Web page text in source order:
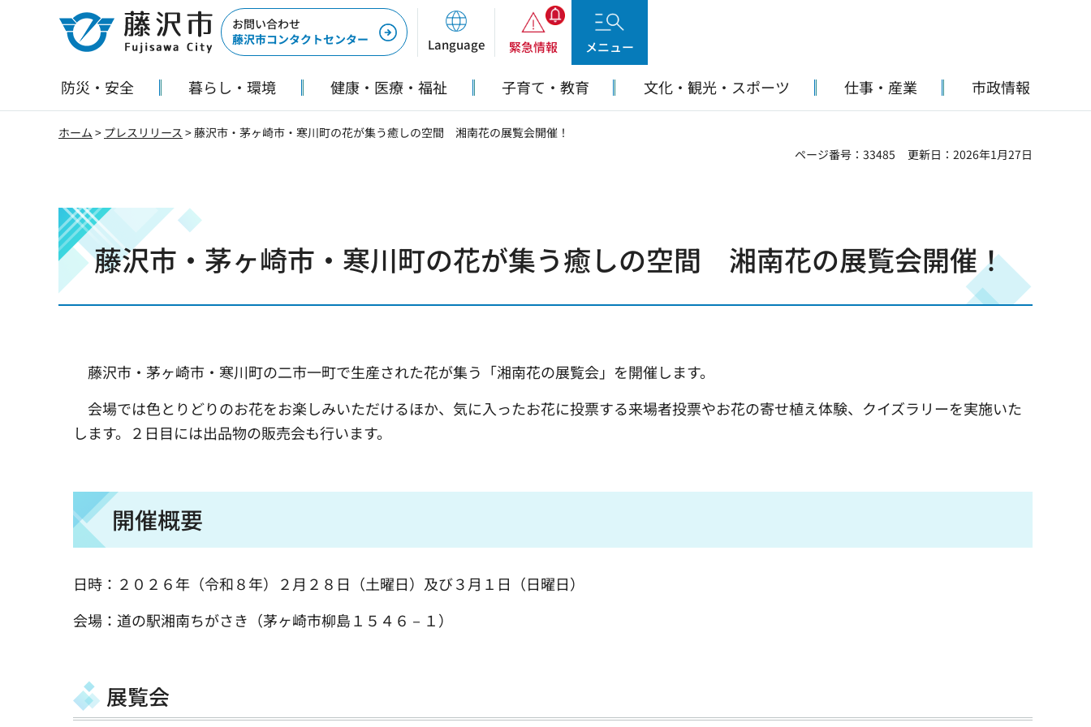
藤沢市
お問い合わせ
藤沢市コンタクトセンター
Language 緊急情報 メニュー
防災・安全 暮らし・環境 健康・医療・福祉 子育て・教育 文化・観光・スポーツ 仕事・産業 市政情報
ホーム > プレスリリース > 藤沢市・茅ヶ崎市・寒川町の花が集う癒しの空間 湘南花の展覧会開催！
ページ番号：33485
更新日：2026年1月27日
藤沢市・茅ヶ崎市・寒川町の花が集う癒しの空間 湘南花の展覧会開催！
藤沢市・茅ヶ崎市・寒川町の二市一町で生産された花が集う「湘南花の展覧会」を開催します。
会場では色とりどりのお花をお楽しみいただけるほか、気に入ったお花に投票する来場者投票やお花の寄せ植え体験、クイズラリーを実施いた
します。２日目には出品物の販売会も行います。
開催概要
日時：２０２６年（令和８年）２月２８日（土曜日）及び３月１日（日曜日）
会場：道の駅湘南ちがさき（茅ヶ崎市柳島１５４６－１）
展覧会